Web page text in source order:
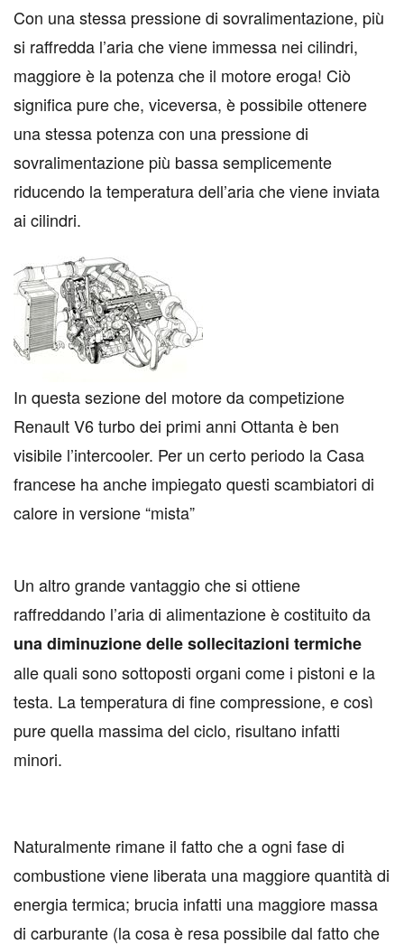
Con una stessa pressione di sovralimentazione, più
si raffredda l’aria che viene immessa nei cilindri,
maggiore è la potenza che il motore eroga! Ciò
significa pure che, viceversa, è possibile ottenere
una stessa potenza con una pressione di
sovralimentazione più bassa semplicemente
riducendo la temperatura dell’aria che viene inviata
ai cilindri.
In questa sezione del motore da competizione
Renault V6 turbo dei primi anni Ottanta è ben
visibile l’intercooler. Per un certo periodo la Casa
francese ha anche impiegato questi scambiatori di
calore in versione “mista”
Un altro grande vantaggio che si ottiene
raffreddando l’aria di alimentazione è costituito da
una diminuzione delle sollecitazioni termiche
alle quali sono sottoposti organi come i pistoni e la
testa. La temperatura di fine compressione, e così
pure quella massima del ciclo, risultano infatti
minori.
Naturalmente rimane il fatto che a ogni fase di
combustione viene liberata una maggiore quantità di
energia termica; brucia infatti una maggiore massa
di carburante (la cosa è resa possibile dal fatto che